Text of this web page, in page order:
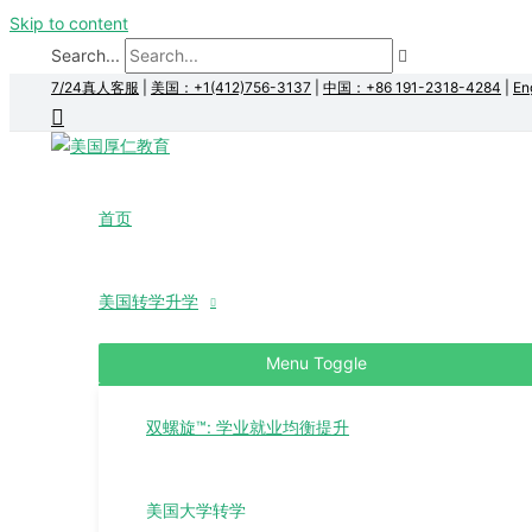
Skip to content
Search...
7/24真人客服 美国：+1(412)756-3137 中国：+86 191-2318-4284
首页
美国转学升学
Menu Toggle
双螺旋™: 学业就业均衡提升
美国大学转学